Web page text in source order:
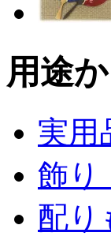
用途
実用
飾り
配り